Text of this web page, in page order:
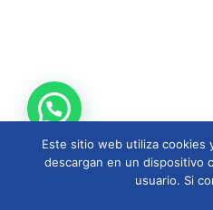
Este sitio web utiliza cookies
descargan en un dispositivo
usuario. Si